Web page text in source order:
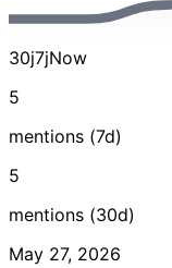
30j7jNow
5
mentions (7d)
5
mentions (30d)
May 27, 2026